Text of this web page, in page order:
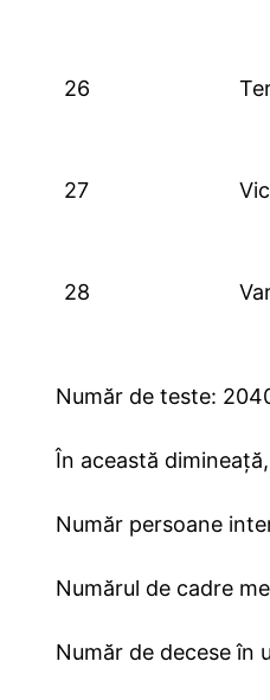
26
27
28
Număr de teste:
În această
Număr persoane
Numărul de cadre
Număr de decese în